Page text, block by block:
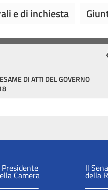
e di inchiesta
DI ATTI DEL GOVERNO
Presidente
Camera
Il
della